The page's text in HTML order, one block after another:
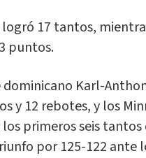
17 tantos,
puntos.
Karl-
y 12 rebotes, y los
primeros seis
por 125-122 ante